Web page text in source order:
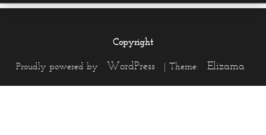
Copyright
Proudly powered by WordPress | Theme: Elizama